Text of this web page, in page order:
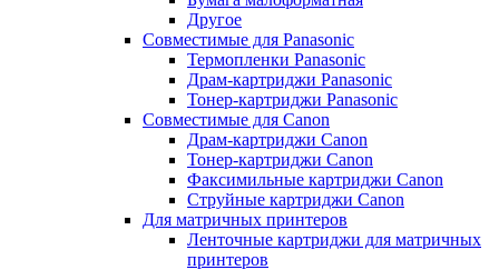
Другое
Совместимые для Panasonic
Термопленки Panasonic
Драм-картриджи Panasonic
Тонер-картриджи Panasonic
Совместимые для Canon
Драм-картриджи Canon
Тонер-картриджи Canon
Факсимильные картриджи Canon
Струйные картриджи Canon
Для матричных принтеров
Ленточные картриджи для матричных
принтеров